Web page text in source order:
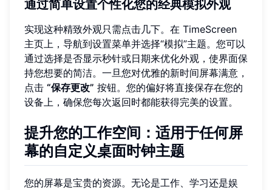
通过简单设置个性化您的经典模拟外观
实现这种精致外观只需点击几下。在 TimeScreen
主页上，导航到设置菜单并选择“模拟”主题。您可以
通过选择是否显示秒针或日期来优化外观，使界面保
持您想要的简洁。一旦您对优雅的新时间屏幕满意，
点击 “保存更改” 按钮。您的偏好将直接保存在您的
设备上，确保您每次返回时都能获得完美的设置。
提升您的工作空间：适用于任何屏
幕的自定义桌面时钟主题
您的屏幕是宝贵的资源。无论是工作、学习还是娱